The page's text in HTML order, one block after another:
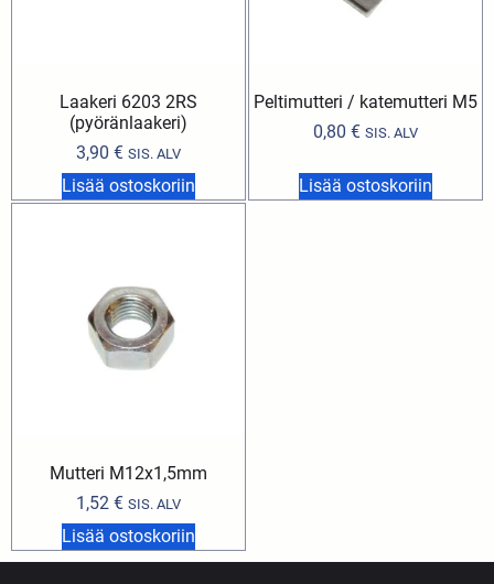
Laakeri 6203 2RS
(pyöränlaakeri)
3,90 € SIS. ALV
Lisää ostoskoriin
Peltimutteri / katemutteri M5
0,80 € SIS. ALV
Lisää ostoskoriin
Mutteri M12x1,5mm
1,52 € SIS. ALV
Lisää ostoskoriin